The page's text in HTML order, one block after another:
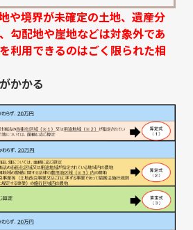
や境界が未確定の土地、遺産分
勾配地や崖地などは対象外であ
利用できるのはごく限られた相
かかる